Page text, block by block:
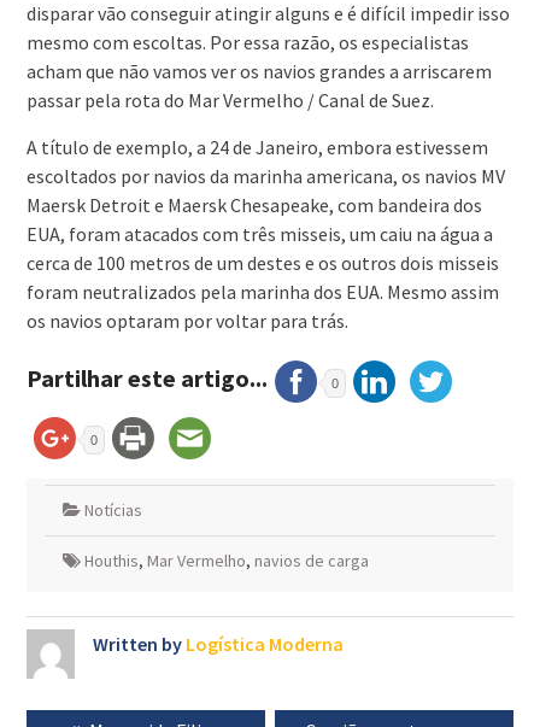
disparar vão conseguir atingir alguns e é difícil impedir isso
mesmo com escoltas. Por essa razão, os especialistas
acham que não vamos ver os navios grandes a arriscarem
passar pela rota do Mar Vermelho / Canal de Suez.
A título de exemplo, a 24 de Janeiro, embora estivessem
escoltados por navios da marinha americana, os navios MV
Maersk Detroit e Maersk Chesapeake, com bandeira dos
EUA, foram atacados com três misseis, um caiu na água a
cerca de 100 metros de um destes e os outros dois misseis
foram neutralizados pela marinha dos EUA. Mesmo assim
os navios optaram por voltar para trás.
Partilhar este artigo... 0
0
Notícias
Houthis, Mar Vermelho, navios de carga
Written by Logística Moderna
Navegação